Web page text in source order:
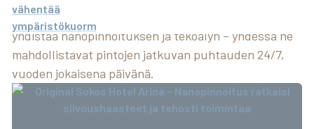
miten nanopinnoitus tehostaa siivousta. Duck’s Back
yhdistää nanopinnoituksen ja tekoälyn – yhdessä ne
mahdollistavat pintojen jatkuvan puhtauden 24/7,
vuoden jokaisena päivänä.